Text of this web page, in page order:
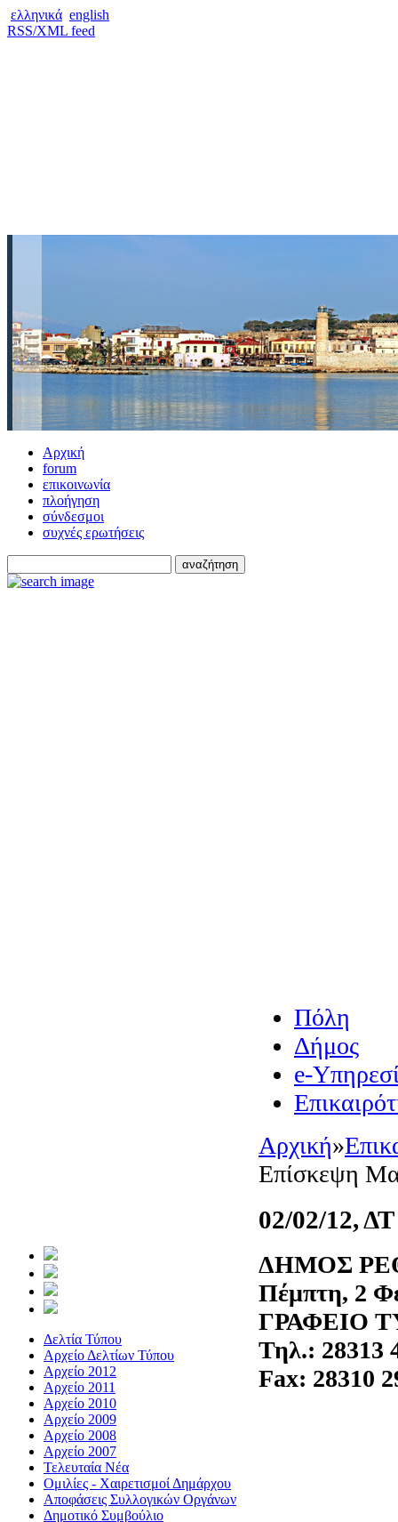
ελληνικά english
RSS/XML feed
Αρχική
forum
επικοινωνία
πλοήγηση
σύνδεσμοι
συχνές ερωτήσεις
Δελτία Τύπου
Αρχείο Δελτίων Τύπου
Αρχείο 2012
Αρχείο 2011
Αρχείο 2010
Αρχείο 2009
Αρχείο 2008
Αρχείο 2007
Τελευταία Νέα
Ομιλίες - Χαιρετισμοί Δημάρχου
Αποφάσεις Συλλογικών Οργάνων
Δημοτικό Συμβούλιο
Πόλη
Δήμος
e-
Αρχική»
Επίσκεψη
02/02/12,
Πέμπτη, 2
ΓΡΑΦΕΙΟ
Τηλ.: 28313
Fax: 28310